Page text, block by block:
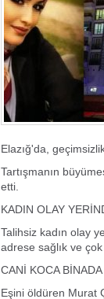
Elazığ'da,
Tartışmanın
etti.
KADIN OLAY
Talihsiz kadın olay
adrese sağlık ve
CANİ KOCA
Eşini öldüren Murat